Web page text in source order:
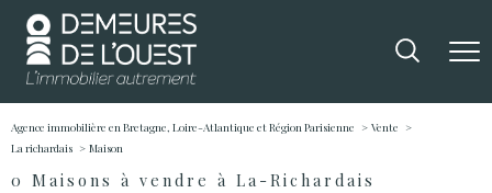
Agence immobilière en Bretagne, Loire-Atlantique et Région Parisienne
Vente
La richardais
Maison
0 Maisons à vendre à La-Richardais